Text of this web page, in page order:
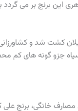
این برنج بر می
کشت شد و
مصارف خانگی، برنج